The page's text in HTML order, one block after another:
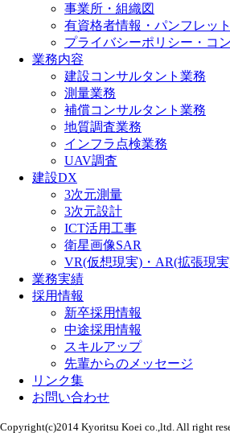
事業所・組織図
有資格者情報・パンフレット
プライバシーポリシー・コ
業務内容
建設コンサルタント業務
測量業務
補償コンサルタント業務
地質調査業務
インフラ点検業務
UAV調査
建設DX
3次元測量
3次元設計
ICT活用工事
衛星画像SAR
VR(仮想現実)・AR(拡張現
業務実績
採用情報
新卒採用情報
中途採用情報
スキルアップ
先輩からのメッセージ
リンク集
お問い合わせ
Copyright(c)2014 Kyoritsu Koei co.,ltd. All right